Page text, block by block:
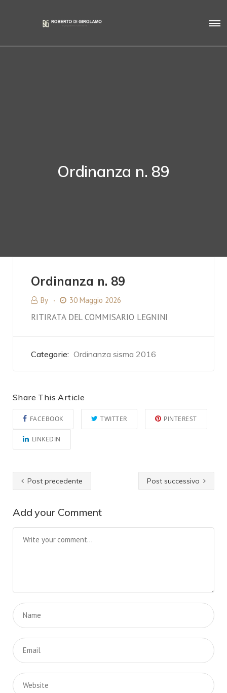
Ordinanza n. 89
Ordinanza n. 89
By 30 Maggio 2026
RITIRATA DEL COMMISARIO LEGNINI
Categorie: Ordinanza sisma 2016
Share This Article
FACEBOOK TWITTER PINTEREST
LINKEDIN
Post precedente Post successivo
Add your Comment